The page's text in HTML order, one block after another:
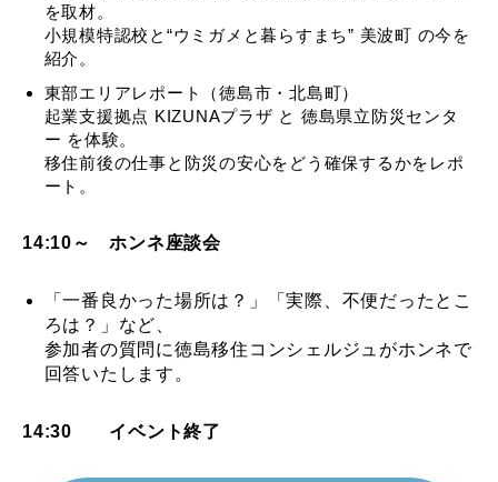
を取材。
小規模特認校と“ウミガメと暮らすまち” 美波町 の今を
紹介。
東部エリアレポート（徳島市・北島町）
起業支援拠点 KIZUNAプラザ と 徳島県立防災センタ
ー を体験。
移住前後の仕事と防災の安心をどう確保するかをレポ
ート。
14:10～ ホンネ座談会
「一番良かった場所は？」「実際、不便だったとこ
ろは？」など、
参加者の質問に徳島移住コンシェルジュがホンネで
回答いたします。
14:30 イベント終了